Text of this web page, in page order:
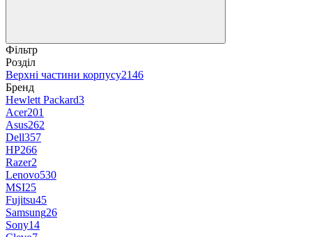
Фільтр
Розділ
Верхні частини корпусу2146
Бренд
Hewlett Packard3
Acer201
Asus262
Dell357
HP266
Razer2
Lenovo530
MSI25
Fujitsu45
Samsung26
Sony14